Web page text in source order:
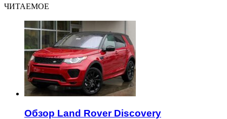
ЧИТАЕМОЕ
Обзор Land Rover Discovery